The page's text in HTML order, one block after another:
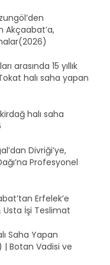
Akçaabat’a,
arasında 15 yıllık
halı saha yapan
halı saha
Divriği’ye,
Profesyonel
Erfelek’e
İşi Teslimat
Saha Yapan
Botan Vadisi ve